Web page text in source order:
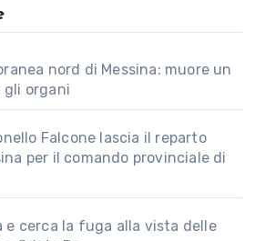
nord di Messina: muore un
organi
Falcone lascia il reparto
per il comando provinciale di
e cerca la fuga alla vista delle